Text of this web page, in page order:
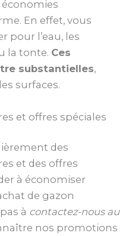
En effet, vous
pour l’eau, les
la tonte. Ces
substantielles,
surfaces.
et offres spéciales
des
et des offres
à économiser
de gazon
à contactez-nous au
nos promotions